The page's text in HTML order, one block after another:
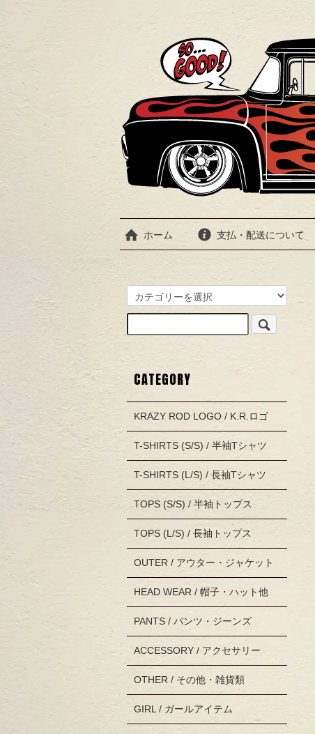
ホーム 支払・配送について
CATEGORY
KRAZY ROD LOGO / K.R.ロゴ
T-SHIRTS (S/S) / 半袖Tシャツ
T-SHIRTS (L/S) / 長袖Tシャツ
TOPS (S/S) / 半袖トップス
TOPS (L/S) / 長袖トップス
OUTER / アウター・ジャケット
HEAD WEAR / 帽子・ハット他
PANTS / パンツ・ジーンズ
ACCESSORY / アクセサリー
OTHER / その他・雑貨類
GIRL / ガールアイテム